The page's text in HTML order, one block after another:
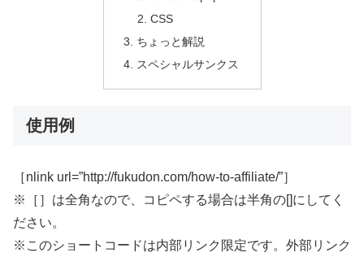
CSS
ちょっと解説
スペシャルサンクス
使用例
［nlink url=”http://fukudon.com/how-to-affiliate/”］
※［］は全角なので、コピペする場合は半角の[]にしてく
ださい。
※このショートコードは内部リンク限定です。外部リンク